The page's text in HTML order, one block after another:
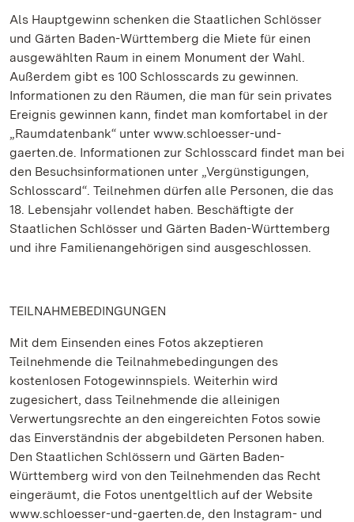
Als Hauptgewinn schenken die Staatlichen Schlösser
und Gärten Baden-Württemberg die Miete für einen
ausgewählten Raum in einem Monument der Wahl.
Außerdem gibt es 100 Schlosscards zu gewinnen.
Informationen zu den Räumen, die man für sein privates
Ereignis gewinnen kann, findet man komfortabel in der
„Raumdatenbank“ unter www.schloesser-und-
gaerten.de. Informationen zur Schlosscard findet man bei
den Besuchsinformationen unter „Vergünstigungen,
Schlosscard“. Teilnehmen dürfen alle Personen, die das
18. Lebensjahr vollendet haben. Beschäftigte der
Staatlichen Schlösser und Gärten Baden-Württemberg
und ihre Familienangehörigen sind ausgeschlossen.
TEILNAHMEBEDINGUNGEN
Mit dem Einsenden eines Fotos akzeptieren
Teilnehmende die Teilnahmebedingungen des
kostenlosen Fotogewinnspiels. Weiterhin wird
zugesichert, dass Teilnehmende die alleinigen
Verwertungsrechte an den eingereichten Fotos sowie
das Einverständnis der abgebildeten Personen haben.
Den Staatlichen Schlössern und Gärten Baden-
Württemberg wird von den Teilnehmenden das Recht
eingeräumt, die Fotos unentgeltlich auf der Website
www.schloesser-und-gaerten.de, den Instagram- und